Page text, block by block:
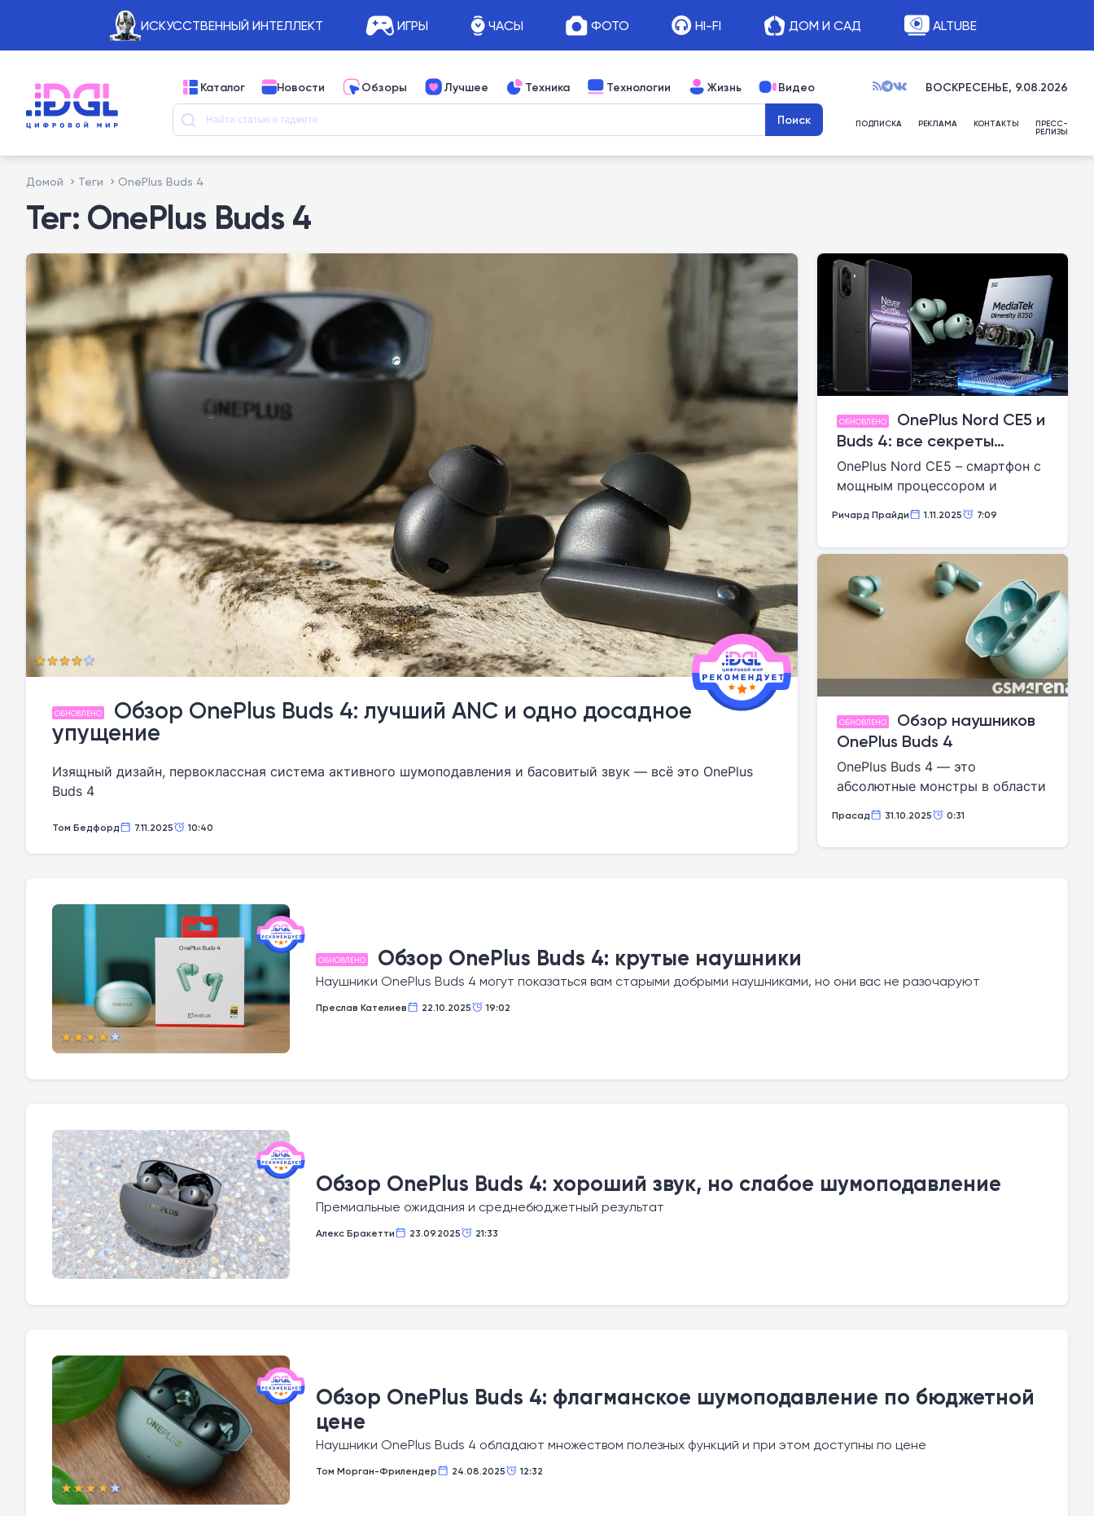
ИСКУССТВЕННЫЙ ИНТЕЛЛЕКТ ИГРЫ ЧАСЫ ФОТО HI-FI ДОМ И САД ALTUBE
Каталог Новости Обзоры Лучшее Техника Технологии Жизнь Видео ВОСКРЕСЕНЬЕ, 9.08.2026
ПОДПИСКА РЕКЛАМА КОНТАКТЫ ПРЕСС-
РЕЛИЗЫ
Домой Теги OnePlus Buds 4
Тег: OnePlus Buds 4
ОБНОВЛЕНО Обзор OnePlus Buds 4: лучший ANC и одно досадное
упущение
Изящный дизайн, первоклассная система активного шумоподавления и басовитый звук — всё это OnePlus
Buds 4
Том Бедфорд 7.11.2025 10:40
ОБНОВЛЕНО
OnePlus Nord CE5 и
Buds 4: все секреты
грядущего релиза
раскрыты!
OnePlus Nord CE5 – смартфон с
мощным процессором и
быстрой зарядкой. Все детали
перед стартом продаж.
Ричард Прайди 1.11.2025 7:09
ОБНОВЛЕНО
Обзор наушников
OnePlus Buds 4
OnePlus Buds 4 — это
абсолютные монстры в области
шумоподавления. Режимы
активного шумоподавления и
прозрачности настолько
Прасад 31.10.2025 0:31
ОБНОВЛЕНО Обзор OnePlus Buds 4: крутые наушники
Наушники OnePlus Buds 4 могут показаться вам старыми добрыми наушниками, но они вас не разочаруют
Преслав Кателиев 22.10.2025 19:02
Обзор OnePlus Buds 4: хороший звук, но слабое шумоподавление
Премиальные ожидания и среднебюджетный результат
Алекс Бракетти 23.09.2025 21:33
Обзор OnePlus Buds 4: флагманское шумоподавление по бюджетной
цене
Наушники OnePlus Buds 4 обладают множеством полезных функций и при этом доступны по цене
Том Морган-Фрилендер 24.08.2025 12:32